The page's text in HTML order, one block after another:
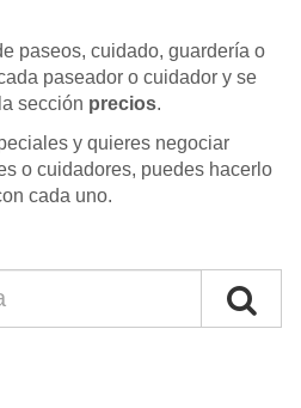
paseos, cuidado, guardería o
paseador o cuidador y se
sección precios.
y quieres negociar
o cuidadores, puedes hacerlo
cada uno.